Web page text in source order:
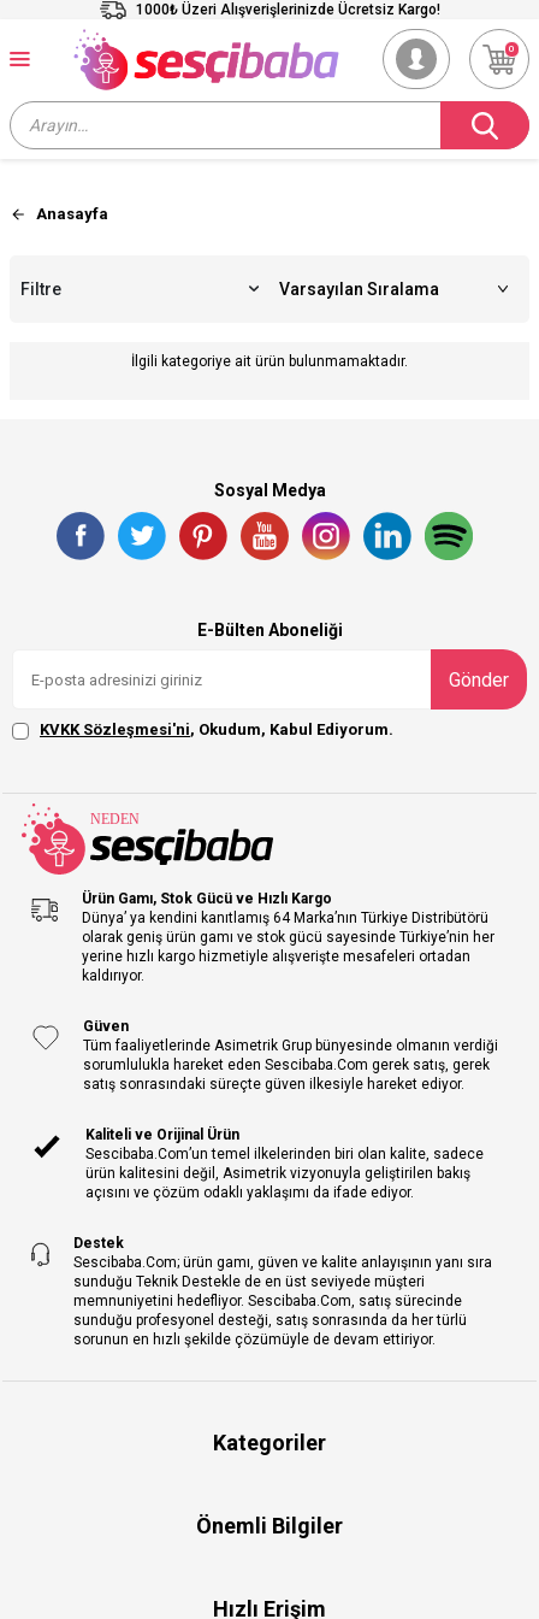
1000₺ Üzeri Alışverişlerinizde Ücretsiz Kargo!
0
Anasayfa
Filtre
İlgili kategoriye ait ürün bulunmamaktadır.
Sosyal Medya
E-Bülten Aboneliği
Gönder
KVKK Sözleşmesi'ni, Okudum, Kabul Ediyorum.
Ürün Gamı, Stok Gücü ve Hızlı Kargo
Dünya’ ya kendini kanıtlamış 64 Marka’nın Türkiye Distribütörü
olarak geniş ürün gamı ve stok gücü sayesinde Türkiye’nin her
yerine hızlı kargo hizmetiyle alışverişte mesafeleri ortadan
kaldırıyor.
Güven
Tüm faaliyetlerinde Asimetrik Grup bünyesinde olmanın verdiği
sorumlulukla hareket eden Sescibaba.Com gerek satış, gerek
satış sonrasındaki süreçte güven ilkesiyle hareket ediyor.
Kaliteli ve Orijinal Ürün
Sescibaba.Com’un temel ilkelerinden biri olan kalite, sadece
ürün kalitesini değil, Asimetrik vizyonuyla geliştirilen bakış
açısını ve çözüm odaklı yaklaşımı da ifade ediyor.
Destek
Sescibaba.Com; ürün gamı, güven ve kalite anlayışının yanı sıra
sunduğu Teknik Destekle de en üst seviyede müşteri
memnuniyetini hedefliyor. Sescibaba.Com, satış sürecinde
sunduğu profesyonel desteği, satış sonrasında da her türlü
sorunun en hızlı şekilde çözümüyle de devam ettiriyor.
Kategoriler
Önemli Bilgiler
Hızlı Erişim